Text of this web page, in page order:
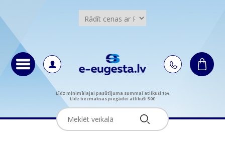
Līdz minimālajai pasūtījuma summai atlikuši 15€
Līdz bezmaksas piegādei atlikuši 50€